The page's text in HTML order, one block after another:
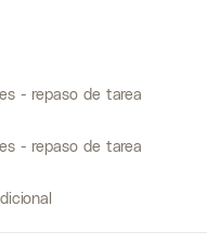
- repaso de tarea
- repaso de tarea